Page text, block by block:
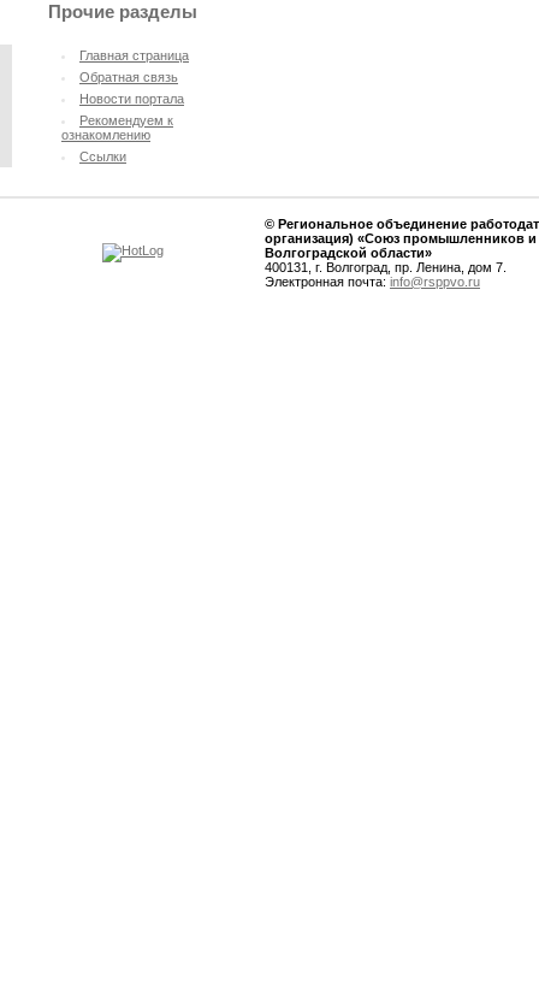
Прочие разделы
Главная страница
Oбратная связь
Новости портала
Рекомендуем к
ознакомлению
Ссылки
© Региональное объединение
организация) «Союз промышленников
Волгоградской области»
400131, г. Волгоград, пр. Ленина, дом 7.
Электронная почта: info@rsppvo.ru